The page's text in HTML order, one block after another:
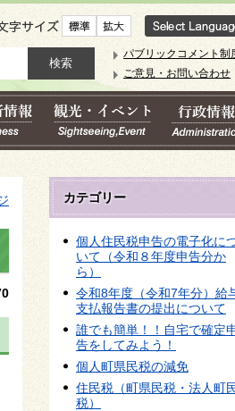
文字サイズ
パブリックコメント制
ご意見・お問い合わせ
カテゴリー
個人住民税申告の電子化に
いて（令和８年度申告分か
ら）
令和8年度（令和7年分）給
支払報告書の提出について
誰でも簡単！！自宅で確定
告をしてみよう！
個人町県民税の減免
住民税（町県民税・法人町
税）